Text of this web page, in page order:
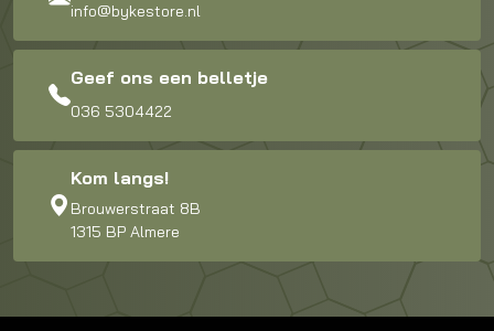
info@bykestore.nl
Geef ons een belletje
036 5304422
Kom langs!
Brouwerstraat 8B
1315 BP Almere